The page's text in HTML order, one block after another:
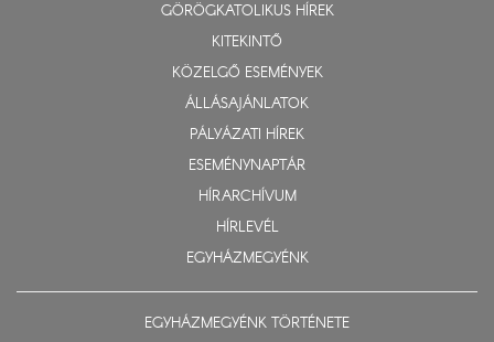
GÖRÖGKATOLIKUS HÍREK
KITEKINTŐ
KÖZELGŐ ESEMÉNYEK
ÁLLÁSAJÁNLATOK
PÁLYÁZATI HÍREK
ESEMÉNYNAPTÁR
HÍRARCHÍVUM
HÍRLEVÉL
EGYHÁZMEGYÉNK
EGYHÁZMEGYÉNK TÖRTÉNETE